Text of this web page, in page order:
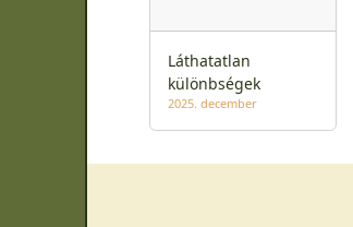
Láthatatlan
különbségek
2025. december